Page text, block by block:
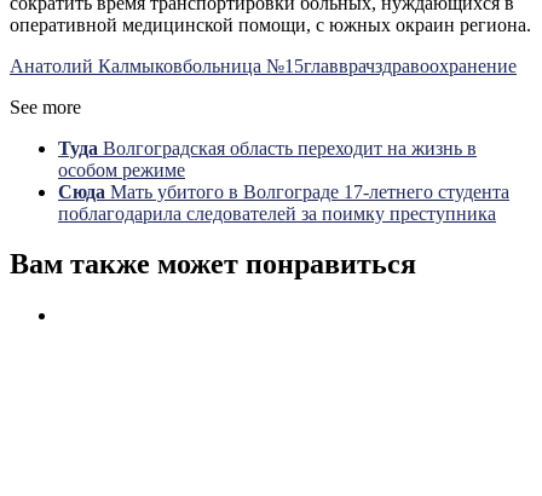
оперативной медицинской помощи, с южных окраин региона.
Анатолий Калмыковбольница №15главврачздравоохранение
See more
Туда Волгоградская область переходит на жизнь в
особом режиме
Сюда Мать убитого в Волгограде 17-летнего студента
поблагодарила следователей за поимку преступника
Вам также может понравиться